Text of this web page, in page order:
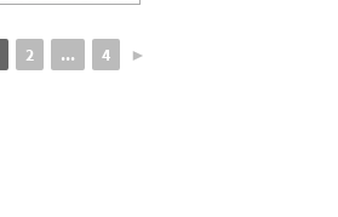
2 ... 4 ►